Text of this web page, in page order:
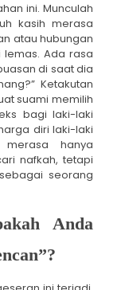
ini. Munculah
kasih merasa
atau hubungan
lemas. Ada rasa
di saat dia
Ketakutan
suami memilih
bagi laki-laki
diri laki-laki
merasa hanya
nafkah, tetapi
seorang
Anda